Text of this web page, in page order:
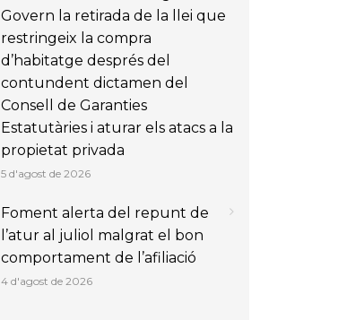
Govern la retirada de la llei que
restringeix la compra
d’habitatge després del
contundent dictamen del
Consell de Garanties
Estatutàries i aturar els atacs a la
propietat privada
5 d'agost de 2026
Foment alerta del repunt de
l’atur al juliol malgrat el bon
comportament de l’afiliació
4 d'agost de 2026